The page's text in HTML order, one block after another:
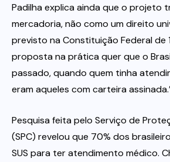
Padilha explica ainda que o projeto
mercadoria, não como um direito
previsto na Constituição Federal de
proposta na prática quer que o
passado, quando quem tinha
eram aqueles com carteira
Pesquisa feita pelo Serviço de
(SPC) revelou que 70% dos
SUS para ter atendimento médico.